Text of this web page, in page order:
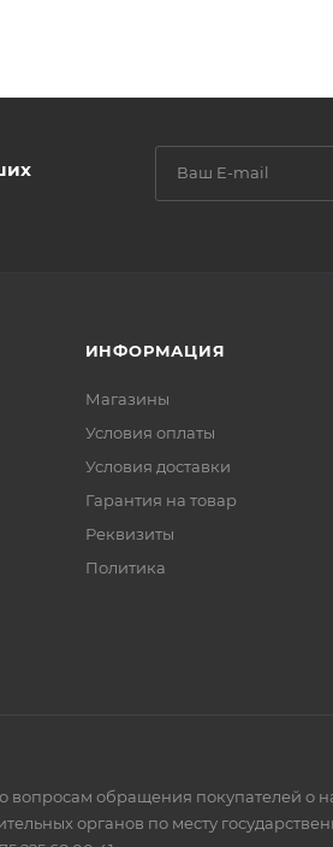
ИНФОРМАЦИЯ
Магазины
Условия оплаты
Условия доставки
Гарантия на товар
Реквизиты
Политика
вопросам обращения покупателей о
органов по месту